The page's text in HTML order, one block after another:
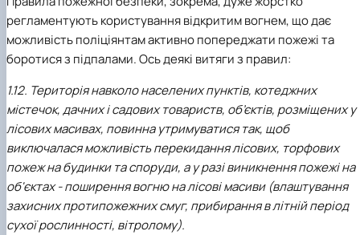
регламентують користування відкритим вогнем, що дає
можливість поліціянтам активно попереджати пожежі та
боротися з підпалами. Ось деякі витяги з правил:
1.12. Територія навколо населених пунктів, котеджних
містечок, дачних і садових товариств, об’єктів, розміщених у
лісових масивах, повинна утримуватися так, щоб
виключалася можливість перекидання лісових, торфових
пожеж на будинки та споруди, а у разі виникнення пожежі на
об'єктах - поширення вогню на лісові масиви (влаштування
захисних протипожежних смуг, прибирання в літній період
сухої рослинності, вітролому).